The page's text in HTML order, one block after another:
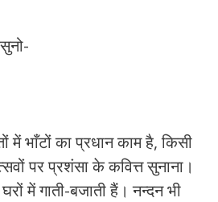
में भाँटों का प्रधान काम है, किसी
पर प्रशंसा के कवित्त सुनाना।
में गाती-बजाती हैं। नन्दन भी